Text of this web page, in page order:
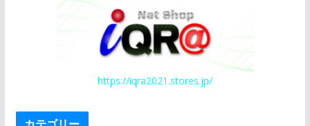
https://iqra2021.stores.jp/